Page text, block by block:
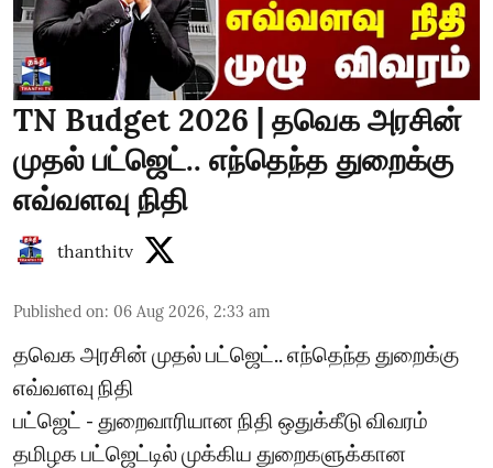
TN Budget 2026 | தவெக அரசின்
முதல் பட்ஜெட்.. எந்தெந்த துறைக்கு
எவ்வளவு நிதி
thanthitv
Published on: 06 Aug 2026, 2:33 am
தவெக அரசின் முதல் பட்ஜெட்.. எந்தெந்த துறைக்கு
எவ்வளவு நிதி
பட்ஜெட் - துறைவாரியான நிதி ஒதுக்கீடு விவரம்
தமிழக பட்ஜெட்டில் முக்கிய துறைகளுக்கான